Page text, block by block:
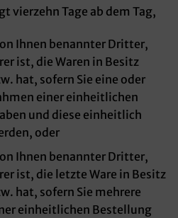
vierzehn Tage ab dem Tag,
Ihnen benannter Dritter,
ist, die Waren in Besitz
hat, sofern Sie eine oder
einer einheitlichen
und diese einheitlich
oder
Ihnen benannter Dritter,
ist, die letzte Ware in Besitz
hat, sofern Sie mehrere
einheitlichen Bestellung